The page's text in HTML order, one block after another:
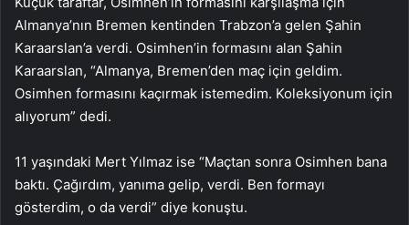
Almanya’nın Bremen kentinden Trabzon’a gelen Şahin
Karaarslan’a verdi. Osimhen’in formasını alan Şahin
Karaarslan, “Almanya, Bremen’den maç için geldim.
Osimhen formasını kaçırmak istemedim. Koleksiyonum için
alıyorum” dedi.
11 yaşındaki Mert Yılmaz ise “Maçtan sonra Osimhen bana
baktı. Çağırdım, yanıma gelip, verdi. Ben formayı
gösterdim, o da verdi” diye konuştu.